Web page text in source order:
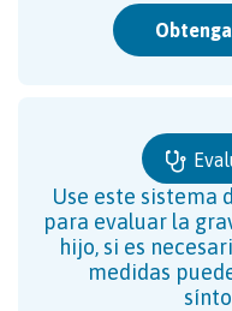
Use este sistema
para evaluar la
hijo, si es
medidas